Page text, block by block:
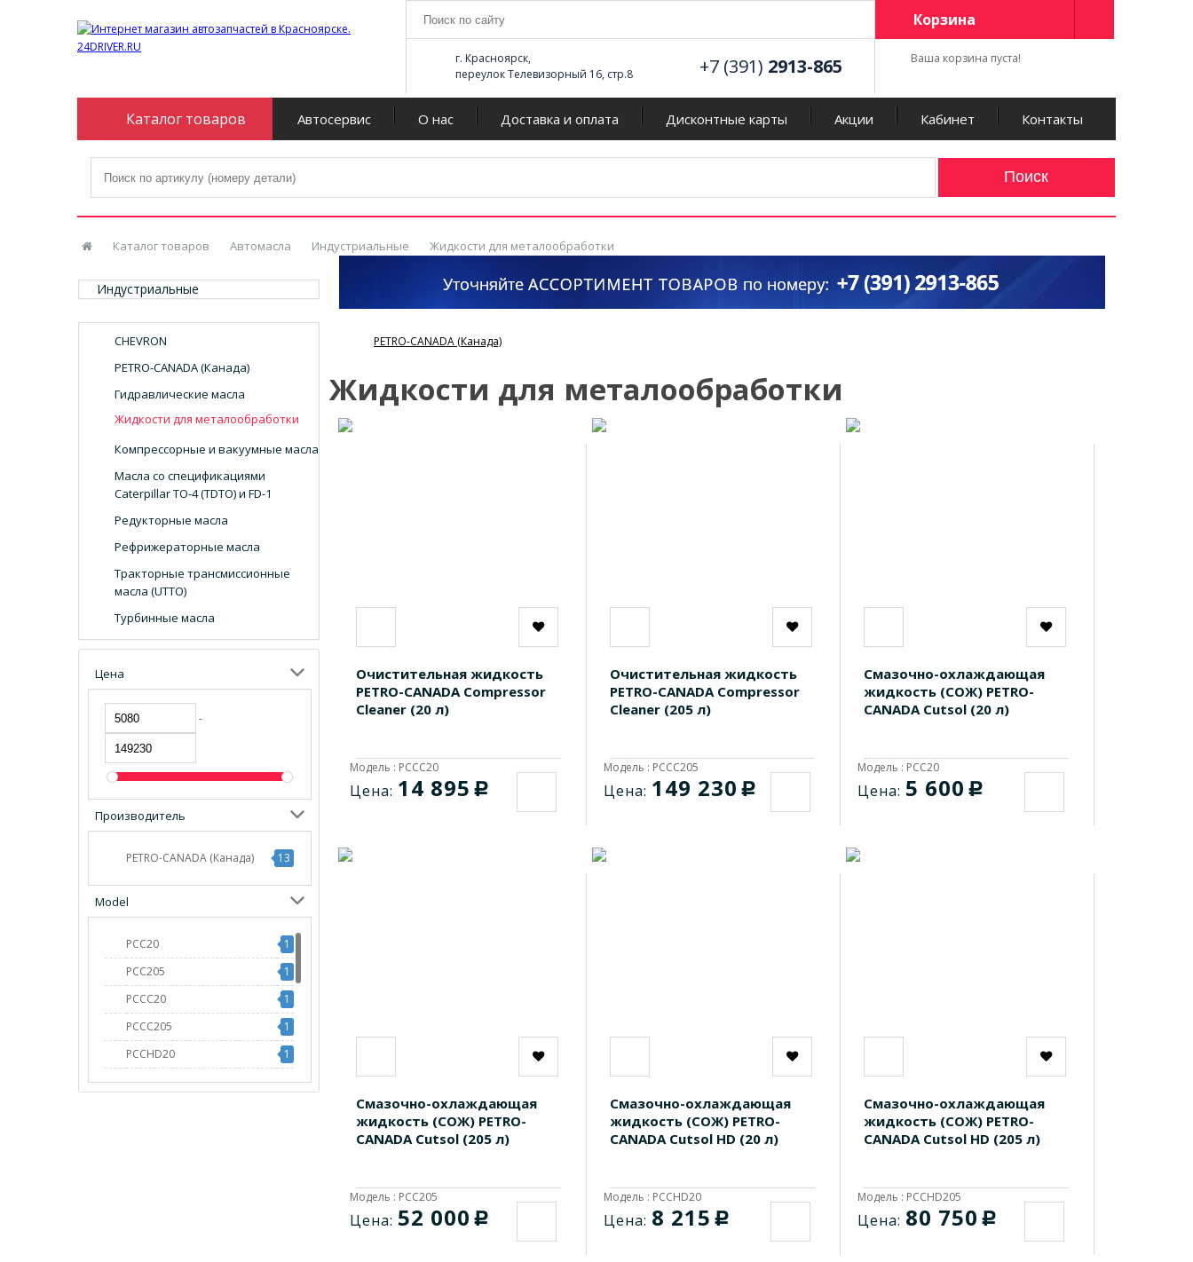
г. Красноярск,
переулок Телевизорный 16, стр.8
+7 (391) 2913-865
Корзина
Ваша корзина пуста!
Каталог товаров Автосервис О нас Доставка и оплата Дисконтные карты Акции Кабинет Контакты
Каталог товаров Автомасла Индустриальные Жидкости для металообработки
Индустриальные
CHEVRON
PETRO-CANADA (Канада)
Гидравлические масла
Жидкости для металообработки
Компрессорные и вакуумные масла
Масла со спецификациями
Caterpillar TO-4 (TDTO) и FD-1
Редукторные масла
Рефрижераторные масла
Тракторные трансмиссионные
масла (UTTO)
Турбинные масла
Цена
-
Производитель
PETRO-CANADA (Канада) 13
Model
PCC20
1
PCC205
1
PCCC20
1
PCCC205
1
PCCHD20
1
PCCHD205
1
PETRO-CANADA (Канада)
Жидкости для металообработки
Очистительная жидкость
PETRO-CANADA Compressor
Cleaner (20 л)
Цена: 14 895 c
Модель : PCCC20
Очистительная жидкость
PETRO-CANADA Compressor
Cleaner (205 л)
Цена: 149 230 c
Модель : PCCC205
Смазочно-охлаждающая
жидкость (СОЖ) PETRO-
CANADA Cutsol (20 л)
Цена: 5 600 c
Модель : PCC20
Смазочно-охлаждающая
жидкость (СОЖ) PETRO-
CANADA Cutsol (205 л)
Цена: 52 000 c
Модель : PCC205
Смазочно-охлаждающая
жидкость (СОЖ) PETRO-
CANADA Cutsol HD (20 л)
Цена: 8 215 c
Модель : PCCHD20
Смазочно-охлаждающая
жидкость (СОЖ) PETRO-
CANADA Cutsol HD (205 л)
Цена: 80 750 c
Модель : PCCHD205